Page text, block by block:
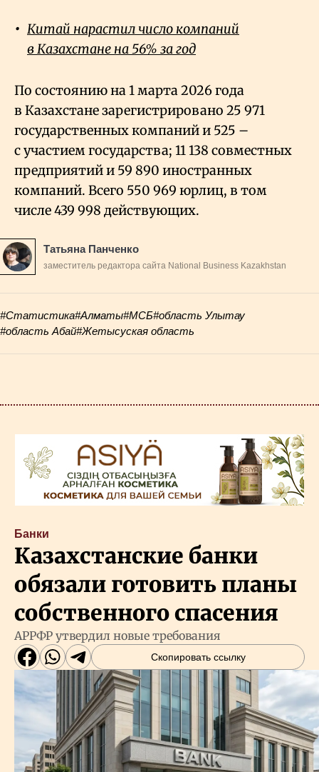
Китай нарастил число компаний
в Казахстане на 56% за год
По состоянию на 1 марта 2026 года
в Казахстане зарегистрировано 25 971
государственных компаний и 525 –
с участием государства; 11138 совместных
предприятий и 59 890 иностранных
компаний. Всего 550 969 юрлиц, в том
числе 439 998 действующих.
Татьяна Панченко
заместитель редактора сайта National Business Kazakhstan
#Статистика#Алматы#МСБ#область Улытау
#область Абай#Жетысуская область
Банки
Казахстанские банки
обязали готовить планы
собственного спасения
АРРФР утвердил новые требования
Скопировать ссылку